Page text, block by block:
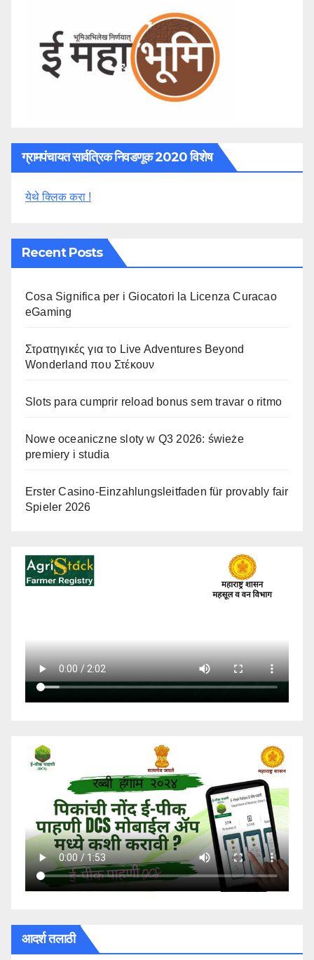
ग्रामपंचायत सार्वत्रिक निवडणूक 2020 विशेष
येथे क्लिक करा !
Recent Posts
Cosa Significa per i Giocatori la Licenza Curacao
eGaming
Στρατηγικές για το Live Adventures Beyond
Wonderland που Στέκουν
Slots para cumprir reload bonus sem travar o ritmo
Nowe oceaniczne sloty w Q3 2026: świeże
premiery i studia
Erster Casino-Einzahlungsleitfaden für provably fair
Spieler 2026
आदर्श तलाठी